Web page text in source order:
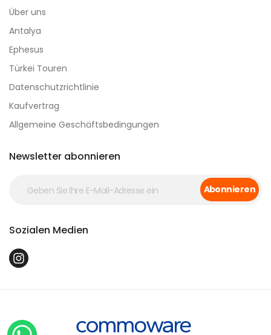
Über uns
Antalya
Ephesus
Türkei Touren
Datenschutzrichtlinie
Kaufvertrag
Allgemeine Geschäftsbedingungen
Newsletter abonnieren
Abonnieren
Sozialen Medien